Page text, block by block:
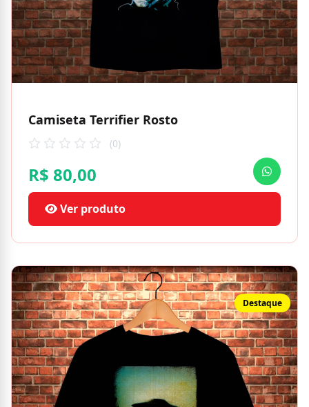
Camiseta Terrifier Rosto
(0)
R$ 80,00
Ver produto
Destaque